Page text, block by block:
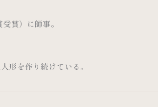
賞）に師事。
形を作り続けている。